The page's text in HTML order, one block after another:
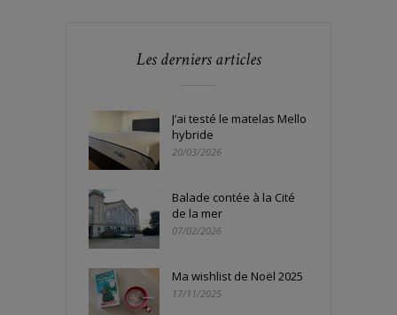
Les derniers articles
J’ai testé le matelas Mello
hybride
20/03/2026
Balade contée à la Cité
de la mer
07/02/2026
Ma wishlist de Noël 2025
17/11/2025